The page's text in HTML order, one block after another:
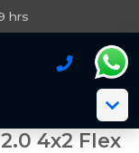
hrs
4x2 Flex